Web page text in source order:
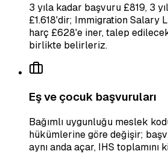
3 yıla kadar başvuru £819, 3
£1.618'dir; Immigration Salary
harç £628'e iner, talep
birlikte belirleriz.
Eş ve çocuk başvuruları
Bağımlı uygunluğu meslek
hükümlerine göre değişir;
aynı anda açar, IHS toplamını